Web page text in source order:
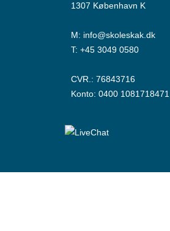
1307 København K
M: info@skoleskak.dk
T: +45 3049 0580
CVR.: 76843716
Konto: 0400 1081718471